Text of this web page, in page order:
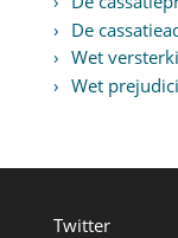
De
Wet
Wet
Twitter